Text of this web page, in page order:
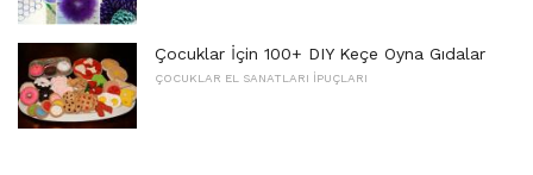
Çocuklar İçin 100+ DIY Keçe Oyna Gıdalar
ÇOCUKLAR EL SANATLARI İPUÇLARI